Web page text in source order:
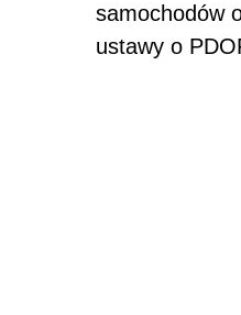
samochodów
ustawy o